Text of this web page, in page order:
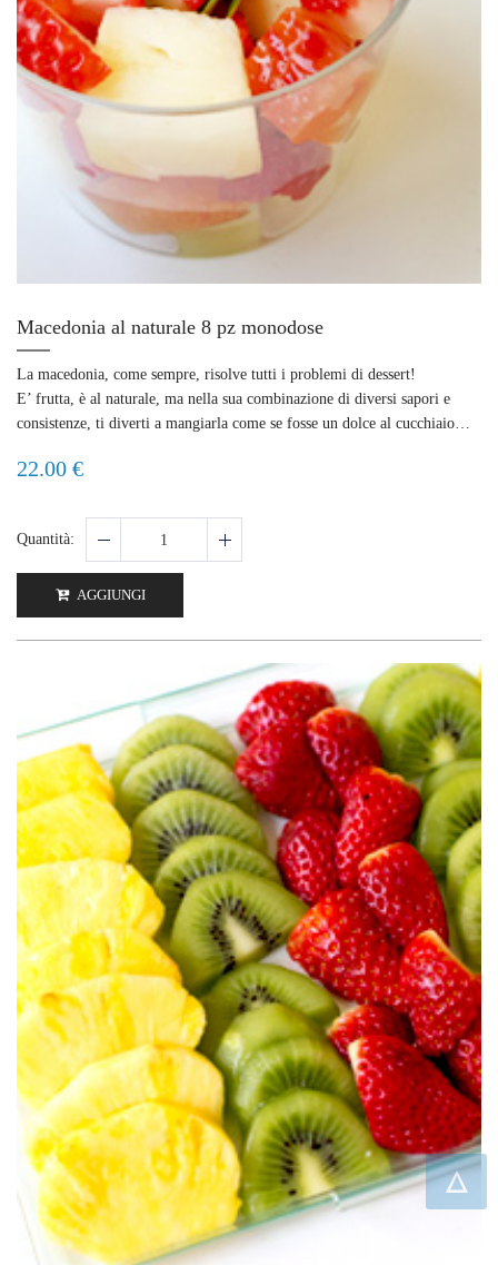
Macedonia al naturale 8 pz monodose
La macedonia, come sempre, risolve tutti i problemi di dessert!
E’ frutta, è al naturale, ma nella sua combinazione di diversi sapori e
consistenze, ti diverti a mangiarla come se fosse un dolce al cucchiaio…
22.00 €
Quantità:
AGGIUNGI